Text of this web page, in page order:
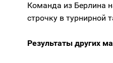
Команда из Берлина
строчку в турнирной
Результаты других